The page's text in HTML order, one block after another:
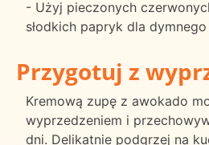
- Użyj pieczonych
słodkich papryk dla dymnego
Przygotuj z
Kremową zupę z awokado
wyprzedzeniem i
dni. Delikatnie podgrzej na